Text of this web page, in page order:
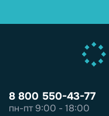
8 800 550-43-77
пн-пт 9:00 - 18:00